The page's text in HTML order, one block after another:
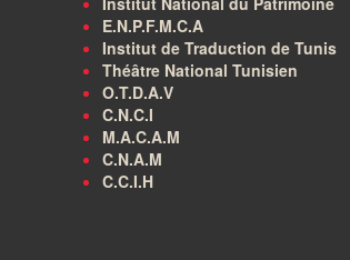
E.N.P.F.M.C.A
Institut de Traduction de Tunis
Théâtre National Tunisien
O.T.D.A.V
C.N.C.I
M.A.C.A.M
C.N.A.M
C.C.I.H